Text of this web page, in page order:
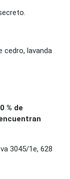
cedro, lavanda
% de
3045/1e, 628